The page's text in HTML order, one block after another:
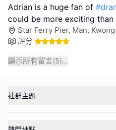
Adrian is a huge fan of
could be more exciting than
Star Ferry Pier, Man,
評分
顯示所有留言(5)...
社群主題